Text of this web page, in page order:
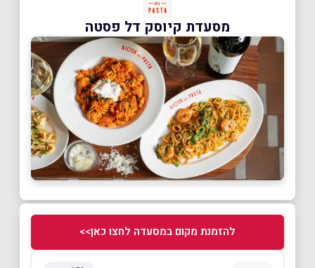
מסעדת קיוסק דל פסטה
להזמנת מקום במסעדה לחצו כאן>>